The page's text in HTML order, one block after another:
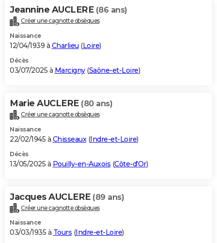
Bricolage
Lifestyle
Culture
Sport
Auto
Television
Voyage
Cinema
Jeannine AUCLERE (86 ans)
Créer une cagnotte obsèques
Naissance
12/04/1939 à Charlieu (Loire)
Décès
03/07/2025 à Marcigny(Saône-et-Loire)
Marie AUCLERE (80 ans)
Créer une cagnotte obsèques
Naissance
22/02/1945 à Chisseaux (Indre-et-Loire)
Décès
13/05/2025 à Pouilly-en-Auxois (Côte-d'Or)
Jacques AUCLERE (89 ans)
Créer une cagnotte obsèques
Naissance
03/03/1935 à Tours (Indre-et-Loire)